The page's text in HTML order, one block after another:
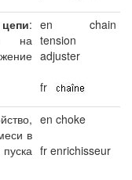
:
на
en chain
tension
adjuster
fr
в
en choke
fr enrichisseur